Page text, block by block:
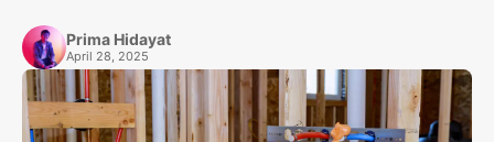
Prima Hidayat
April 28, 2025